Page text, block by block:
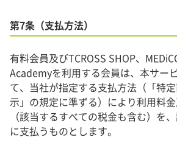
第7条（支払方法）
有料会員及びTCROSS SHOP、
Academyを利用する会員は、本サー
て、当社が指定する支払方法（「特
示」の規定に準ずる）により利用料
（該当するすべての税金も含む）を
に支払うものとします。